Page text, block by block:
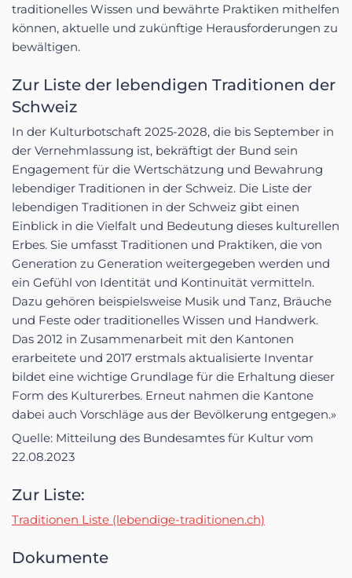
traditionelles Wissen und bewährte Praktiken mithelfen
können, aktuelle und zukünftige Herausforderungen zu
bewältigen.
Zur Liste der lebendigen Traditionen der
Schweiz
In der Kulturbotschaft 2025-2028, die bis September in
der Vernehmlassung ist, bekräftigt der Bund sein
Engagement für die Wertschätzung und Bewahrung
lebendiger Traditionen in der Schweiz. Die Liste der
lebendigen Traditionen in der Schweiz gibt einen
Einblick in die Vielfalt und Bedeutung dieses kulturellen
Erbes. Sie umfasst Traditionen und Praktiken, die von
Generation zu Generation weitergegeben werden und
ein Gefühl von Identität und Kontinuität vermitteln.
Dazu gehören beispielsweise Musik und Tanz, Bräuche
und Feste oder traditionelles Wissen und Handwerk.
Das 2012 in Zusammenarbeit mit den Kantonen
erarbeitete und 2017 erstmals aktualisierte Inventar
bildet eine wichtige Grundlage für die Erhaltung dieser
Form des Kulturerbes. Erneut nahmen die Kantone
dabei auch Vorschläge aus der Bevölkerung entgegen.»
Quelle: Mitteilung des Bundesamtes für Kultur vom
22.08.2023
Zur Liste:
Traditionen Liste (lebendige-traditionen.ch)
Dokumente